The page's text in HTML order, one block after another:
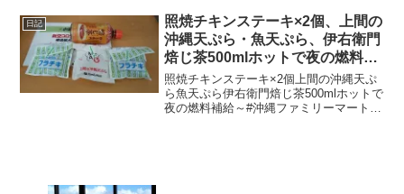
日記
照焼チキンステーキ×2個、上間の
沖縄天ぷら・魚天ぷら、伊右衛門
焙じ茶500mlホットで夜の燃料補
給～
照焼チキンステーキ×2個上間の沖縄天ぷ
ら魚天ぷら伊右衛門焙じ茶500mlホットで
夜の燃料補給～#沖縄ファミリーマートに